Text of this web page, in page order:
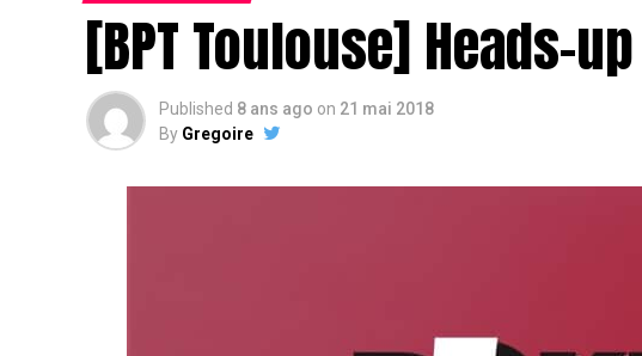
[BPT Toulouse] Heads-
Published 8 ans ago on 21 mai 2018
By Gregoire